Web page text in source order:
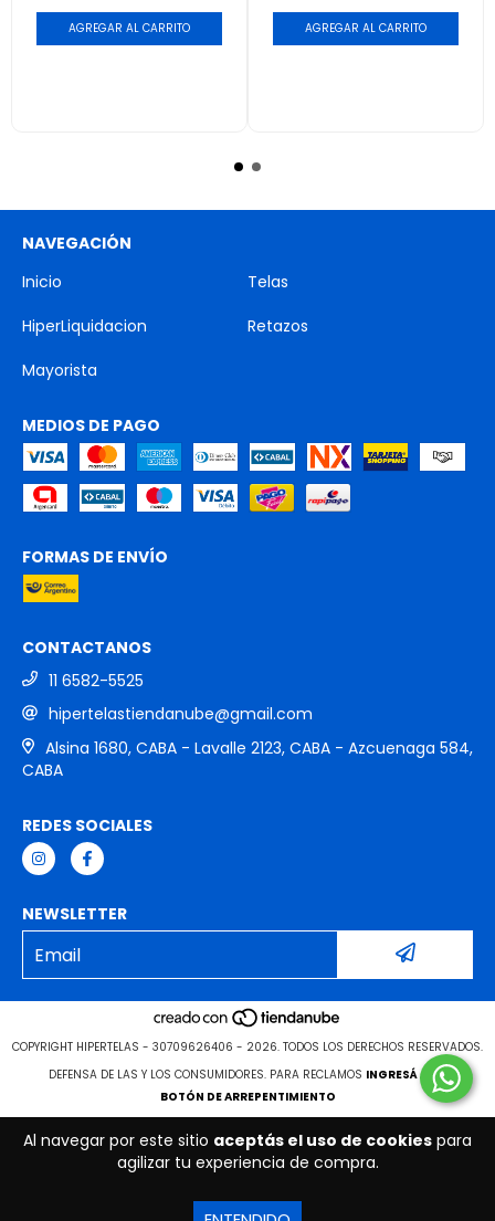
Al navegar por este sitio aceptás el uso de cookies para
agilizar tu experiencia de compra.
AGREGAR AL CARRITO AGREGAR AL CARRITO
NAVEGACIÓN
Inicio
Telas
HiperLiquidacion
Retazos
Mayorista
MEDIOS DE PAGO
FORMAS DE ENVÍO
CONTACTANOS
11 6582-5525
hipertelastiendanube@gmail.com
Alsina 1680, CABA - Lavalle 2123, CABA - Azcuenaga 584,
CABA
REDES SOCIALES
NEWSLETTER
COPYRIGHT HIPERTELAS - 30709626406 - 2026. TODOS LOS DERECHOS RESERVADOS.
DEFENSA DE LAS Y LOS CONSUMIDORES. PARA RECLAMOS INGRESÁ ACÁ.
BOTÓN DE ARREPENTIMIENTO